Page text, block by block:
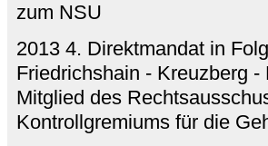
zum NSU
2013 4. Direktmandat in
Friedrichshain - Kreuzberg
Mitglied des
Kontrollgremiums für die